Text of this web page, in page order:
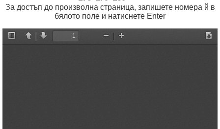
За достъп до произволна страница, запишете номера й в
бялото поле и натиснете Enter